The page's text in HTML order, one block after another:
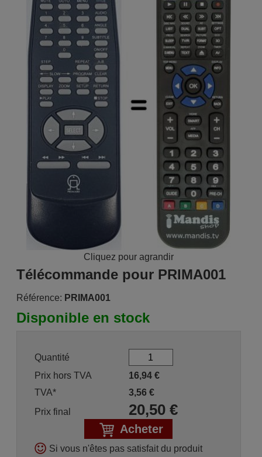
Cliquez pour agrandir
Télécommande pour PRIMA001
Référence: PRIMA001
Disponible en stock
Quantité
Prix hors TVA
16,94€
TVA*
3,56€
Prix final
20,50€
Acheter
Si vous n'êtes pas satisfait du produit